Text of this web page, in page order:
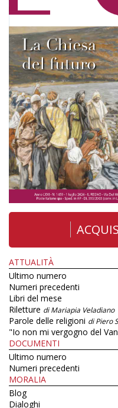
ATTUALITÀ
Ultimo numero
Numeri precedenti
Libri del mese
Riletture di Mariapia Veladiano
Parole delle religioni di Piero
"Io non mi vergogno del
DOCUMENTI
Ultimo numero
Numeri precedenti
MORALIA
Blog
Dialoghi